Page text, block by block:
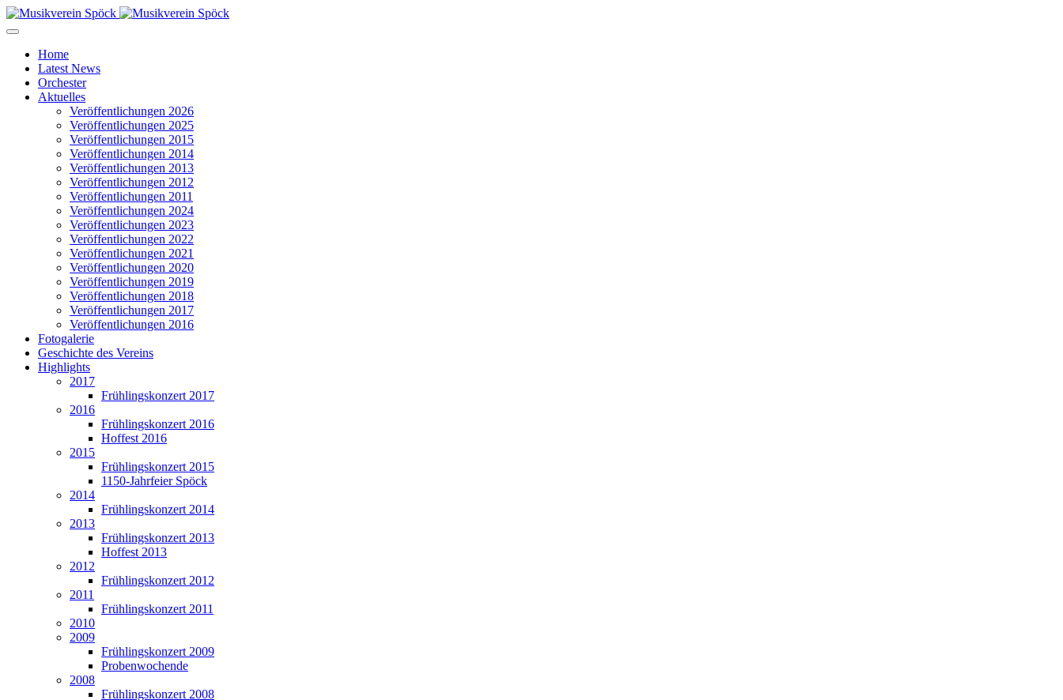
Home
Latest News
Orchester
Aktuelles
Veröffentlichungen 2026
Veröffentlichungen 2025
Veröffentlichungen 2015
Veröffentlichungen 2014
Veröffentlichungen 2013
Veröffentlichungen 2012
Veröffentlichungen 2011
Veröffentlichungen 2024
Veröffentlichungen 2023
Veröffentlichungen 2022
Veröffentlichungen 2021
Veröffentlichungen 2020
Veröffentlichungen 2019
Veröffentlichungen 2018
Veröffentlichungen 2017
Veröffentlichungen 2016
Fotogalerie
Geschichte des Vereins
Highlights
2017
Frühlingskonzert 2017
2016
Frühlingskonzert 2016
Hoffest 2016
2015
Frühlingskonzert 2015
1150-Jahrfeier Spöck
2014
Frühlingskonzert 2014
2013
Frühlingskonzert 2013
Hoffest 2013
2012
Frühlingskonzert 2012
2011
Frühlingskonzert 2011
2010
2009
Frühlingskonzert 2009
Probenwochende
2008
Frühlingskonzert 2008